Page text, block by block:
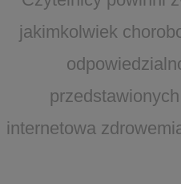
jakimkolwiek
internetowa